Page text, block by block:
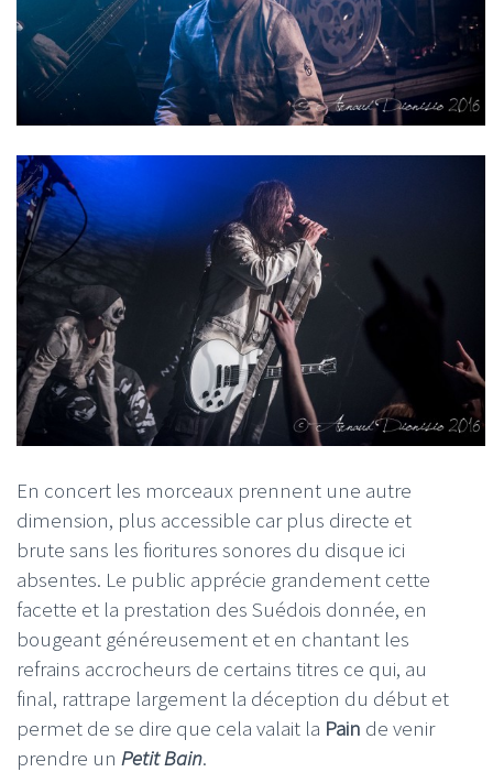
En concert les morceaux prennent une autre
dimension, plus accessible car plus directe et
brute sans les fioritures sonores du disque ici
absentes. Le public apprécie grandement cette
facette et la prestation des Suédois donnée, en
bougeant généreusement et en chantant les
refrains accrocheurs de certains titres ce qui, au
final, rattrape largement la déception du début et
permet de se dire que cela valait la Pain de venir
prendre un Petit Bain.